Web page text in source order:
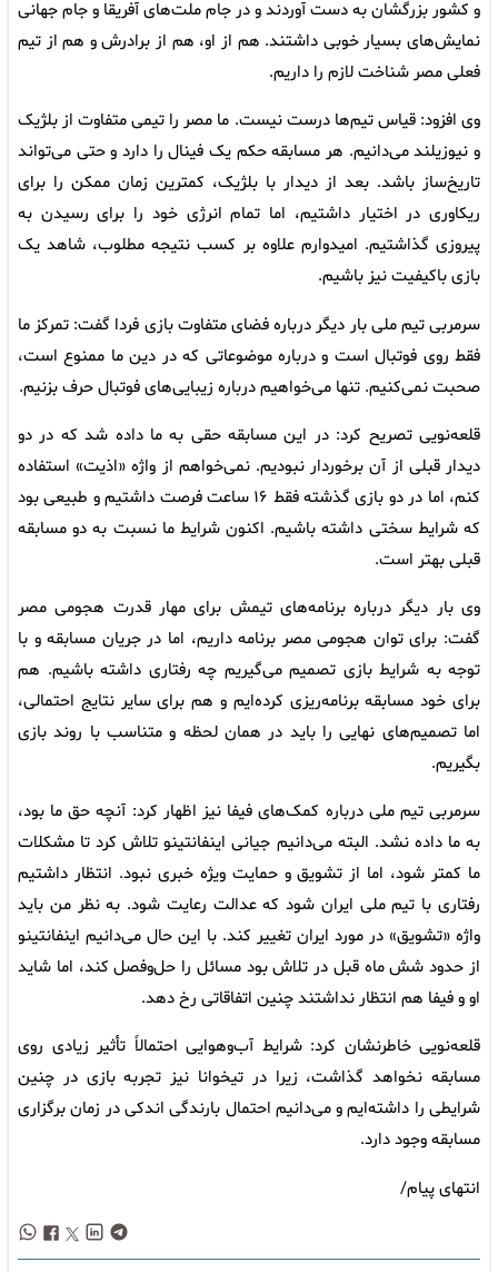
و کشور بزرگشان به دست آوردند و در جام ملت‌های آفریقا و جام جهانی
نمایش‌های بسیار خوبی داشتند. هم از او، هم از برادرش و هم از تیم
فعلی مصر شناخت لازم را داریم.
وی افزود: قیاس تیم‌ها درست نیست. ما مصر را تیمی متفاوت از بلژیک
و نیوزیلند می‌دانیم. هر مسابقه حکم یک فینال را دارد و حتی می‌تواند
تاریخ‌ساز باشد. بعد از دیدار با بلژیک، کمترین زمان ممکن را برای
ریکاوری در اختیار داشتیم، اما تمام انرژی خود را برای رسیدن به
پیروزی گذاشتیم. امیدوارم علاوه بر کسب نتیجه مطلوب، شاهد یک
بازی باکیفیت نیز باشیم.
سرمربی تیم ملی بار دیگر درباره فضای متفاوت بازی فردا گفت: تمرکز ما
فقط روی فوتبال است و درباره موضوعاتی که در دین ما ممنوع است،
صحبت نمی‌کنیم. تنها می‌خواهیم درباره زیبایی‌های فوتبال حرف بزنیم.
قلعه‌نویی تصریح کرد: در این مسابقه حقی به ما داده شد که در دو
دیدار قبلی از آن برخوردار نبودیم. نمی‌خواهم از واژه «اذیت» استفاده
کنم، اما در دو بازی گذشته فقط ۱۶ ساعت فرصت داشتیم و طبیعی بود
که شرایط سختی داشته باشیم. اکنون شرایط ما نسبت به دو مسابقه
قبلی بهتر است.
وی بار دیگر درباره برنامه‌های تیمش برای مهار قدرت هجومی مصر
گفت: برای توان هجومی مصر برنامه داریم، اما در جریان مسابقه و با
توجه به شرایط بازی تصمیم می‌گیریم چه رفتاری داشته باشیم. هم
برای خود مسابقه برنامه‌ریزی کرده‌ایم و هم برای سایر نتایج احتمالی،
اما تصمیم‌های نهایی را باید در همان لحظه و متناسب با روند بازی
بگیریم.
سرمربی تیم ملی درباره کمک‌های فیفا نیز اظهار کرد: آنچه حق ما بود،
به ما داده نشد. البته می‌دانیم جیانی اینفانتینو تلاش کرد تا مشکلات
ما کمتر شود، اما از تشویق و حمایت ویژه خبری نبود. انتظار داشتیم
رفتاری با تیم ملی ایران شود که عدالت رعایت شود. به نظر من باید
واژه «تشویق» در مورد ایران تغییر کند. با این حال می‌دانیم اینفانتینو
از حدود شش ماه قبل در تلاش بود مسائل را حل‌وفصل کند، اما شاید
او و فیفا هم انتظار نداشتند چنین اتفاقاتی رخ دهد.
قلعه‌نویی خاطرنشان کرد: شرایط آب‌وهوایی احتمالاً تأثیر زیادی روی
مسابقه نخواهد گذاشت، زیرا در تیخوانا نیز تجربه بازی در چنین
شرایطی را داشته‌ایم و می‌دانیم احتمال بارندگی اندکی در زمان برگزاری
مسابقه وجود دارد.
انتهای پیام/